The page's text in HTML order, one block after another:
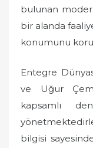
bulunan
bir alanda
konumunu
Entegre
ve Uğur
kapsamlı
bilgisi